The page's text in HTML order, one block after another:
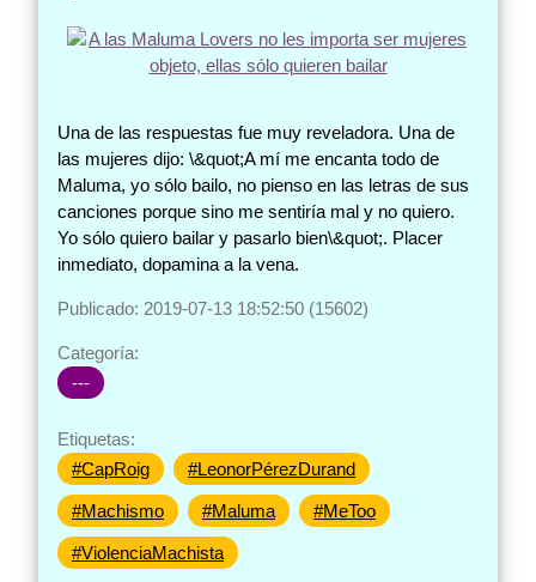
Una de las respuestas fue muy reveladora. Una de
las mujeres dijo: \&quot;A mí me encanta todo de
Maluma, yo sólo bailo, no pienso en las letras de sus
canciones porque sino me sentiría mal y no quiero.
Yo sólo quiero bailar y pasarlo bien\&quot;. Placer
inmediato, dopamina a la vena.
Publicado: 2019-07-13 18:52:50 (15602)
Categoría:
---
Etiquetas:
#CapRoig
#LeonorPérezDurand
#Machismo #Maluma #MeToo
#ViolenciaMachista